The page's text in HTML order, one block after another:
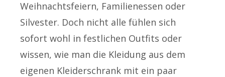
Weihnachtsfeiern, Familienessen oder
Silvester. Doch nicht alle fühlen sich
sofort wohl in festlichen Outfits oder
wissen, wie man die Kleidung aus dem
eigenen Kleiderschrank mit ein paar